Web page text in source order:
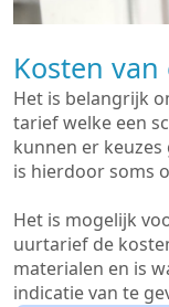
Kosten
Het is belangrijk
tarief welke een
kunnen er
is hierdoor soms
Het is mogelijk
uurtarief de
materialen en is
indicatie van te